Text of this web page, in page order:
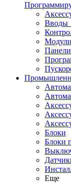
Вводы
Панели
Блоки
Блоки
Еще